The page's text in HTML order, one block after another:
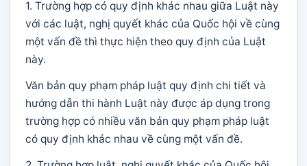
1. Trường hợp có quy định khác nhau giữa Luật này
với các luật, nghị quyết khác của Quốc hội về cùng
một vấn đề thì thực hiện theo quy định của Luật
này.
Văn bản quy phạm pháp luật quy định chi tiết và
hướng dẫn thi hành Luật này được áp dụng trong
trường hợp có nhiều văn bản quy phạm pháp luật
có quy định khác nhau về cùng một vấn đề.